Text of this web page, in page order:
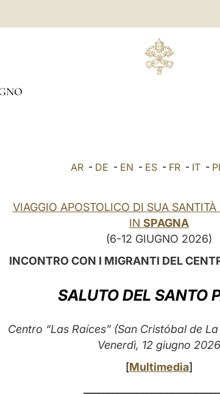
AR - DE - EN - ES - FR - IT -
VIAGGIO APOSTOLICO DI SUA SANTITÀ
IN SPAGNA
(6-12 GIUGNO 2026)
INCONTRO CON I MIGRANTI DEL
SALUTO DEL SANTO
Centro “Las Raíces” (San Cristóbal de
Venerdì, 12 giugno 2026
[Multimedia]